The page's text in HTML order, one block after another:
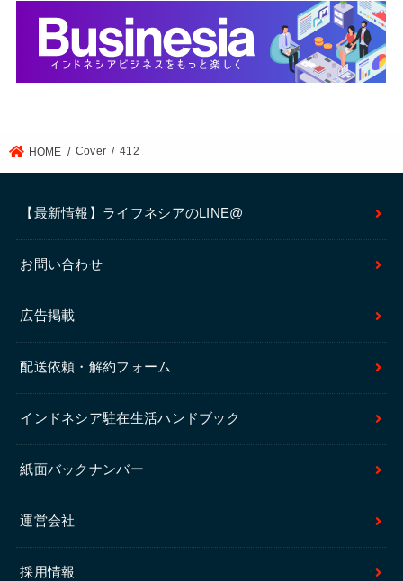
HOME Cover 412
【最新情報】ライフネシアのLINE@
お問い合わせ
広告掲載
配送依頼・解約フォーム
インドネシア駐在生活ハンドブック
紙面バックナンバー
運営会社
採用情報